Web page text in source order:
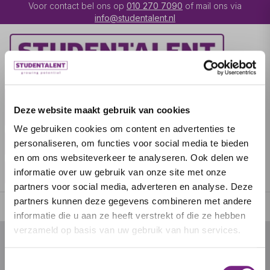
Deze website maakt gebruik van cookies
We gebruiken cookies om content en advertenties te
personaliseren, om functies voor social media te bieden
en om ons websiteverkeer te analyseren. Ook delen we
informatie over uw gebruik van onze site met onze
partners voor social media, adverteren en analyse. Deze
partners kunnen deze gegevens combineren met andere
informatie die u aan ze heeft verstrekt of die ze hebben
verzameld op basis van uw gebruik van hun services.
Voor contact bel ons op 010 270 7090 of mail ons via
info@studentalent.nl
UITZENDKRACHT
IK BEN WERKGEVER OVER STUDENTALENT
SPECIALISATIES